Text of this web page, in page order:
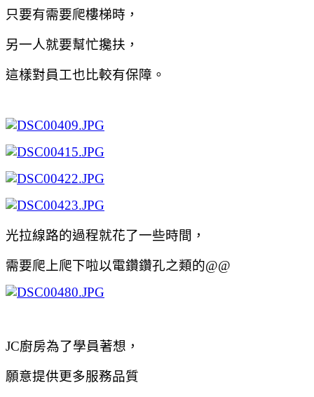
只要有需要爬樓梯時，
另一人就要幫忙攙扶，
這樣對員工也比較有保障。
光拉線路的過程就花了一些時間，
需要爬上爬下啦以電鑽鑽孔之類的@@
JC廚房為了學員著想，
願意提供更多服務品質